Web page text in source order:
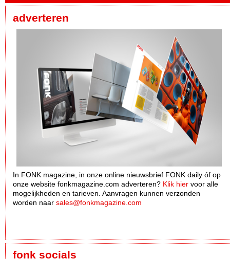
adverteren
In FONK magazine, in onze online nieuwsbrief FONK daily óf op
onze website fonkmagazine.com adverteren? Klik hier voor alle
mogelijkheden en tarieven. Aanvragen kunnen verzonden
worden naar sales@fonkmagazine.com
fonk socials